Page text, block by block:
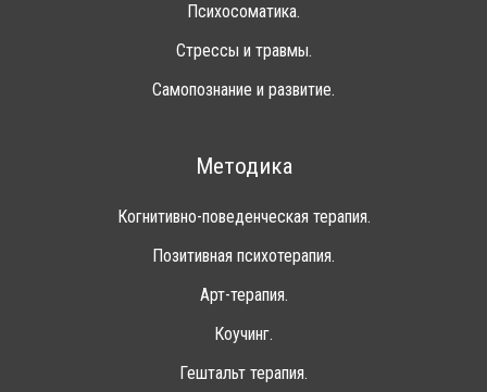
Психосоматика.
Стрессы и травмы.
Самопознание и развитие.
Методика
Когнитивно-поведенческая терапия.
Позитивная психотерапия.
Арт-терапия.
Коучинг.
Гештальт терапия.